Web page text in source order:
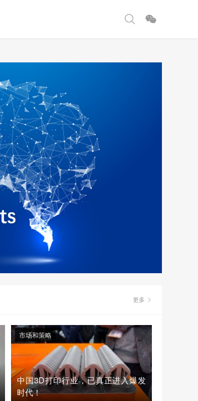
更多
中国3D打印行业，已真正进入爆发
时代！
市场和策略